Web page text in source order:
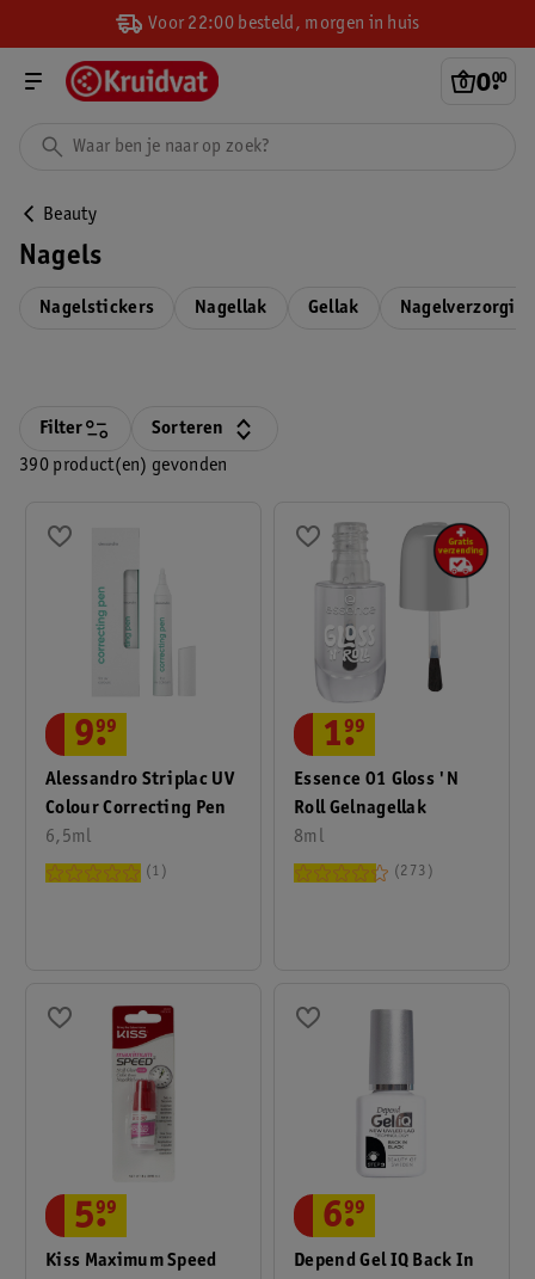
Voor 22:00 besteld, morgen in huis
0.
00
Beauty
Nagels
Nagelstickers Nagellak Gellak
390 product(en) gevonden
Filter Sorteren
Alessandro Striplac UV
Colour Correcting Pen
6,5ml
9.
99
1
Essence 01 Gloss 'n
Roll Gelnagellak
8ml
1.
99
273
Kiss Maximum Speed
5.
99
Depend Gel IQ Back In
6.
99